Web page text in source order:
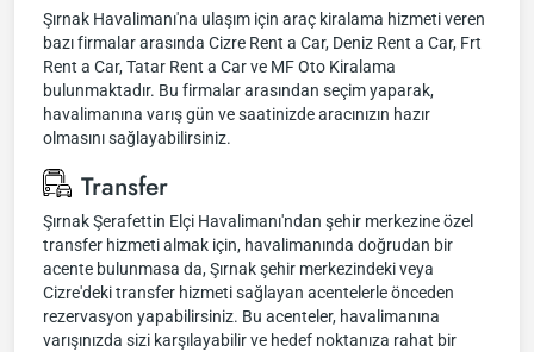
Şırnak Havalimanı'na ulaşım için araç kiralama hizmeti veren
bazı firmalar arasında Cizre Rent a Car, Deniz Rent a Car, Frt
Rent a Car, Tatar Rent a Car ve MF Oto Kiralama
bulunmaktadır. Bu firmalar arasından seçim yaparak,
havalimanına varış gün ve saatinizde aracınızın hazır
olmasını sağlayabilirsiniz.
Transfer
Şırnak Şerafettin Elçi Havalimanı'ndan şehir merkezine özel
transfer hizmeti almak için, havalimanında doğrudan bir
acente bulunmasa da, Şırnak şehir merkezindeki veya
Cizre'deki transfer hizmeti sağlayan acentelerle önceden
rezervasyon yapabilirsiniz. Bu acenteler, havalimanına
varışınızda sizi karşılayabilir ve hedef noktanıza rahat bir